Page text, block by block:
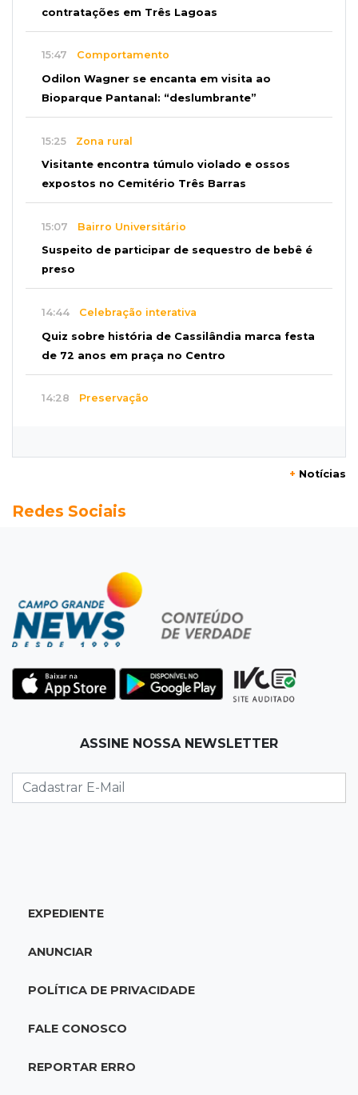
contratações em Três Lagoas
15:47 Comportamento
Odilon Wagner se encanta em visita ao
Bioparque Pantanal: “deslumbrante”
15:25 Zona rural
Visitante encontra túmulo violado e ossos
expostos no Cemitério Três Barras
15:07 Bairro Universitário
Suspeito de participar de sequestro de bebê é
preso
14:44 Celebração interativa
Quiz sobre história de Cassilândia marca festa
de 72 anos em praça no Centro
14:28 Preservação
Pantaneiro que salvou fazenda com diques
Operação Lívia
Discord é investigado por falha na proteção
de menores após morte de adolescente
MS chega a 25 cachaças registradas e amplia
número de produtores em 67%
Fraude eletrônica
transferências misteriosas
Árvore cai, bloqueia avenida e deixa comércio
causa incêndio no Santo Amaro
12:10Direito
+ Notícias
Redes Sociais
ASSINE NOSSA NEWSLETTER
EXPEDIENTE
ANUNCIAR
POLÍTICA DE PRIVACIDADE
FALE CONOSCO
REPORTAR ERRO